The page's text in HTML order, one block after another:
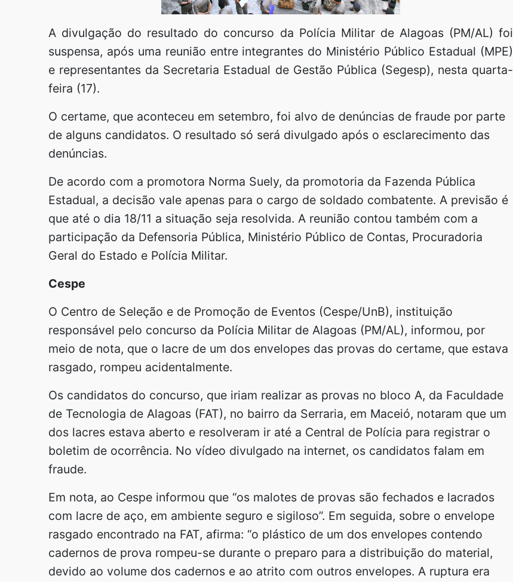
A divulgação do resultado do concurso da Polícia Militar de Alagoas (PM/AL) foi
suspensa, após uma reunião entre integrantes do Ministério Público Estadual (MPE)
e representantes da Secretaria Estadual de Gestão Pública (Segesp), nesta quarta-
feira (17).
O certame, que aconteceu em setembro, foi alvo de denúncias de fraude por parte
de alguns candidatos. O resultado só será divulgado após o esclarecimento das
denúncias.
De acordo com a promotora Norma Suely, da promotoria da Fazenda Pública
Estadual, a decisão vale apenas para o cargo de soldado combatente. A previsão é
que até o dia 18/11 a situação seja resolvida. A reunião contou também com a
participação da Defensoria Pública, Ministério Público de Contas, Procuradoria
Geral do Estado e Polícia Militar.
Cespe
O Centro de Seleção e de Promoção de Eventos (Cespe/UnB), instituição
responsável pelo concurso da Polícia Militar de Alagoas (PM/AL), informou, por
meio de nota, que o lacre de um dos envelopes das provas do certame, que estava
rasgado, rompeu acidentalmente.
Os candidatos do concurso, que iriam realizar as provas no bloco A, da Faculdade
de Tecnologia de Alagoas (FAT), no bairro da Serraria, em Maceió, notaram que um
dos lacres estava aberto e resolveram ir até a Central de Polícia para registrar o
boletim de ocorrência. No vídeo divulgado na internet, os candidatos falam em
fraude.
Em nota, ao Cespe informou que “os malotes de provas são fechados e lacrados
com lacre de aço, em ambiente seguro e sigiloso”. Em seguida, sobre o envelope
rasgado encontrado na FAT, afirma: “o plástico de um dos envelopes contendo
cadernos de prova rompeu-se durante o preparo para a distribuição do material,
devido ao volume dos cadernos e ao atrito com outros envelopes. A ruptura era